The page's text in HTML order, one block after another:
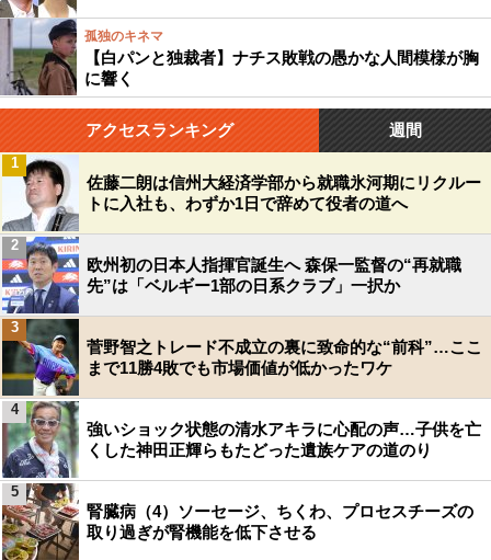
孤独のキネマ
【白パンと独裁者】ナチス敗戦の愚かな人間模様が胸
に響く
アクセスランキング 週間
佐藤二朗は信州大経済学部から就職氷河期にリクルー
トに入社も、わずか1日で辞めて役者の道へ
1
欧州初の日本人指揮官誕生へ 森保一監督の“再就職
先”は「ベルギー1部の日系クラブ」一択か
2
菅野智之トレード不成立の裏に致命的な“前科”…ここ
まで11勝4敗でも市場価値が低かったワケ
3
強いショック状態の清水アキラに心配の声…子供を亡
くした神田正輝らもたどった遺族ケアの道のり
4
腎臓病（4）ソーセージ、ちくわ、プロセスチーズの
取り過ぎが腎機能を低下させる
5